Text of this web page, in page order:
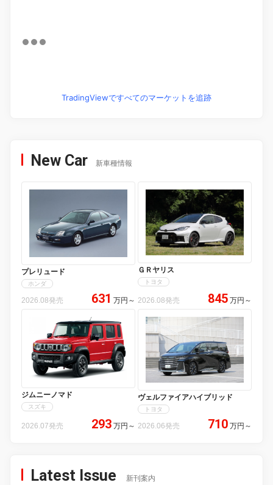
TradingViewですべてのマーケットを追跡
New Car 新車種情報
プレリュード
ホンダ
2026.08発売 631 万円 ～
ＧＲヤリス
トヨタ
2026.08発売 845 万円 ～
ジムニーノマド
スズキ
2026.07発売 293 万円 ～
ヴェルファイアハイブリッド
トヨタ
2026.06発売 710 万円 ～
Latest Issue 新刊案内